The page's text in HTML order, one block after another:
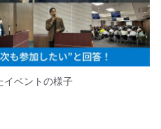
イベントの様子